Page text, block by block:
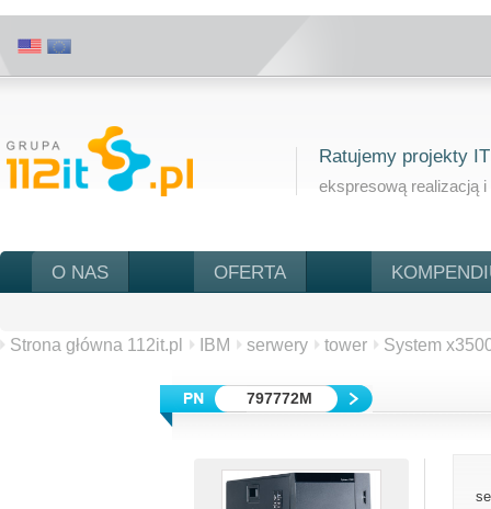
Ratujemy projekty IT
ekspresową realizacją i
O NAS OFERTA
Strona główna 112it.pl IBM serwery tower System
797772M